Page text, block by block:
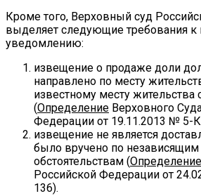
Кроме того, Верховный суд
выделяет следующие требования
уведомлению:
извещение о продаже доли
направлено по месту
известному месту жительства
(Определение Верховного
Федерации от 19.11.2013 № 5-
извещение не является
было вручено по независящим
обстоятельствам (Определение
Российской Федерации от
136).